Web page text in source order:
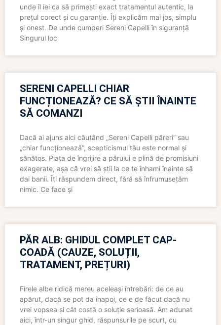
unde îl iei ca să primești exact tratamentul autentic, la
prețul corect și cu garanție. Îți explicăm mai jos, simplu
și onest. De unde cumperi Sereni Capelli în siguranță
Singurul loc
SERENI CAPELLI CHIAR
FUNCȚIONEAZĂ? CE SĂ ȘTII ÎNAINTE
SĂ COMANZI
Dacă ai ajuns aici căutând „Sereni Capelli păreri” sau
„chiar funcționează”, scepticismul tău este normal și
sănătos. Piața de îngrijire a părului e plină de promisiuni
exagerate, așa că vrei să știi la ce te înhami înainte să
dai banii. Îți răspundem direct, fără să înfrumusețăm
nimic. Ce face și
PĂR ALB: GHIDUL COMPLET CAP-
COADĂ (CAUZE, SOLUȚII,
TRATAMENT, PREȚURI)
Firele albe ridică mereu aceleași întrebări: de ce au
apărut, dacă se pot da înapoi, ce e de făcut dacă nu
vrei vopsea și cât costă o soluție serioasă. Am adunat
aici, într-un singur ghid, răspunsurile pe scurt, cu